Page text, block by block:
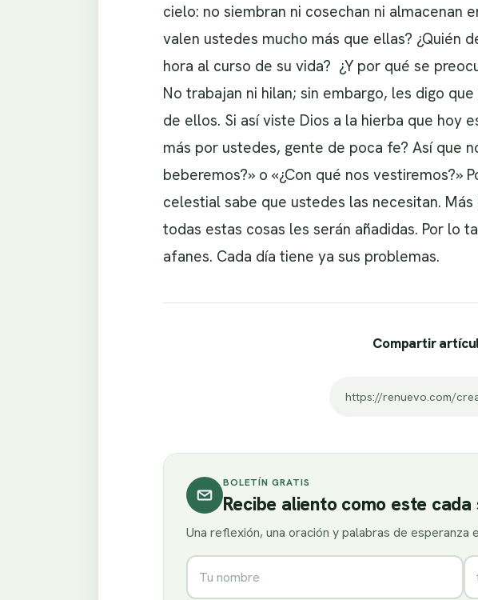
cielo: no siembran ni cosechan ni almacenan
valen ustedes mucho más que ellas? ¿Quién
hora al curso de su vida? ¿Y por qué se
No trabajan ni hilan; sin embargo, les digo
de ellos. Si así viste Dios a la hierba que hoy
más por ustedes, gente de poca fe? Así que
beberemos?» o «¿Con qué nos vestiremos?»
celestial sabe que ustedes las necesitan.
todas estas cosas les serán añadidas. Por lo
afanes. Cada día tiene ya sus problemas.
Compartir
https://renuevo.com/
BOLETÍN GRATIS
Recibe aliento como este cada
Una reflexión, una oración y palabras de esperanza
Nombre